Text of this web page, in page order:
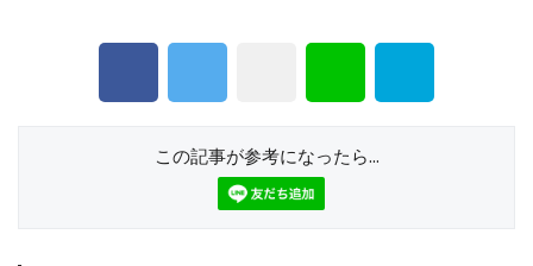
この記事が参考になったら...